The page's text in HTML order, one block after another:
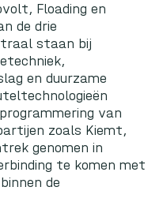
Floading en
de drie
staan bij
en duurzame
van
zoals Kiemt,
genomen in
te komen met
de